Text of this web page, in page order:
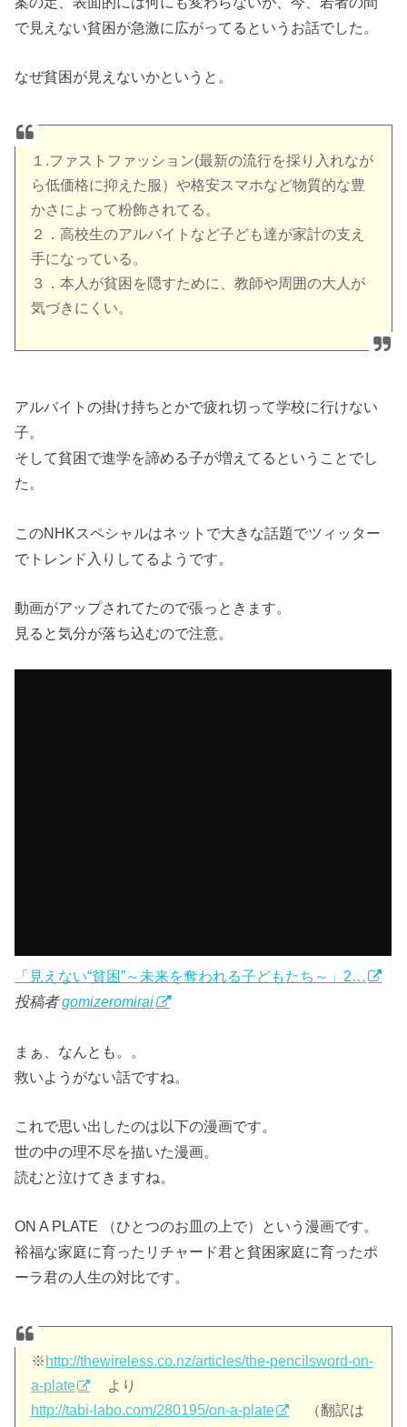
で見えない貧困が急激に広がってるというお話でした。
なぜ貧困が見えないかというと。
１.ファストファッション(最新の流行を採り入れなが
ら低価格に抑えた服）や格安スマホなど物質的な豊
かさによって粉飾されてる。
２．高校生のアルバイトなど子ども達が家計の支え
手になっている。
３．本人が貧困を隠すために、教師や周囲の大人が
気づきにくい。
アルバイトの掛け持ちとかで疲れ切って学校に行けない
子。
そして貧困で進学を諦める子が増えてるということでし
た。
このNHKスペシャルはネットで大きな話題でツィッター
でトレンド入りしてるようです。
動画がアップされてたので張っときます。
見ると気分が落ち込むので注意。
「見えない“貧困”～未来を奪われる子どもたち～」2…
投稿者gomizeromirai
まぁ、なんとも。。
救いようがない話ですね。
これで思い出したのは以下の漫画です。
世の中の理不尽を描いた漫画。
読むと泣けてきますね。
ON A PLATE （ひとつのお皿の上で）という漫画です。
裕福な家庭に育ったリチャード君と貧困家庭に育ったポ
ーラ君の人生の対比です。
※ http://thewireless.co.nz/articles/the-pencilsword-on-
a-plate
より
http://tabi-labo.com/280195/on-a-plate
（翻訳は